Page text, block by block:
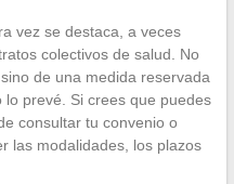
vez se destaca, a veces
colectivos de salud. No
de una medida reservada
prevé. Si crees que puedes
consultar tu convenio o
las modalidades, los plazos